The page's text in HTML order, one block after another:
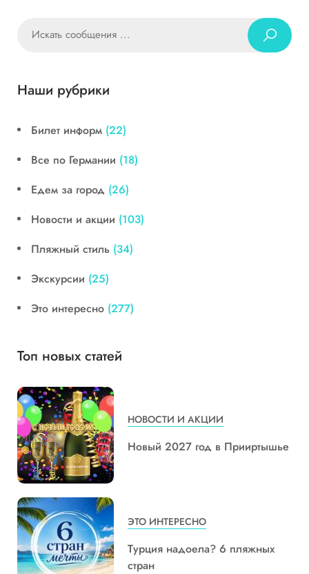
Наши рубрики
Билет информ (22)
Все по Германии (18)
Едем за город (26)
Новости и акции (103)
Пляжный стиль (34)
Экскурсии (25)
Это интересно (277)
Топ новых статей
НОВОСТИ И АКЦИИ
Новый 2027 год в Прииртышье
ЭТО ИНТЕРЕСНО
Турция надоела? 6 пляжных
стран